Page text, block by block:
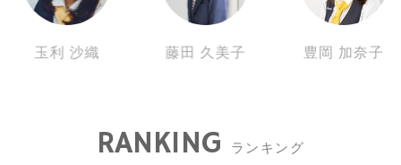
玉利 沙織 藤田 久美子 豊岡 加奈子
RANKING ランキング